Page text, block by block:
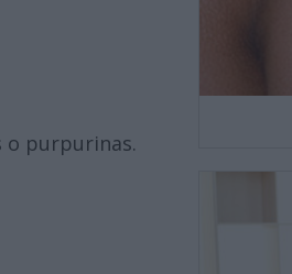
o purpurinas.